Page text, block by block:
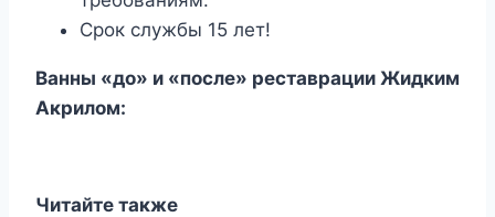
Срок службы 15 лет!
Ванны «до» и «после» реставрации Жидким
Акрилом:
Читайте также